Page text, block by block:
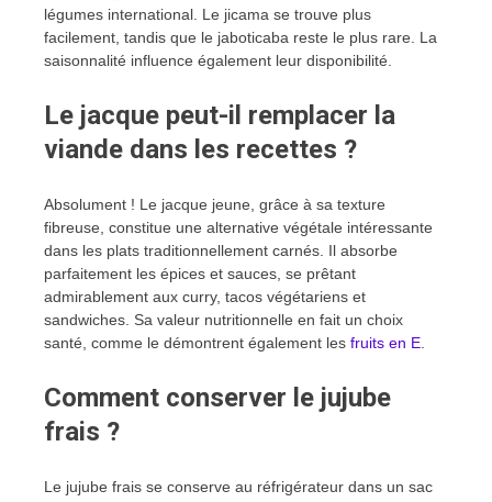
légumes international. Le jicama se trouve plus
facilement, tandis que le jaboticaba reste le plus rare. La
saisonnalité influence également leur disponibilité.
Le jacque peut-il remplacer la
viande dans les recettes ?
Absolument ! Le jacque jeune, grâce à sa texture
fibreuse, constitue une alternative végétale intéressante
dans les plats traditionnellement carnés. Il absorbe
parfaitement les épices et sauces, se prêtant
admirablement aux curry, tacos végétariens et
sandwiches. Sa valeur nutritionnelle en fait un choix
santé, comme le démontrent également les fruits en E.
Comment conserver le jujube
frais ?
Le jujube frais se conserve au réfrigérateur dans un sac